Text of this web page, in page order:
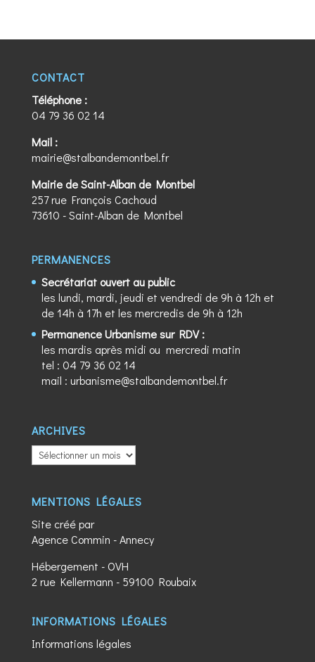
CONTACT
Téléphone :
04 79 36 02 14
Mail :
mairie@stalbandemontbel.fr
Mairie de Saint-Alban de Montbel
257 rue François Cachoud
73610 - Saint-Alban de Montbel
PERMANENCES
Secrétariat ouvert au public
les lundi, mardi, jeudi et vendredi de 9h à 12h et
de 14h à 17h et les mercredis de 9h à 12h
Permanence Urbanisme sur RDV :
les mardis après midi ou mercredi matin
tel : 04 79 36 02 14
mail : urbanisme@stalbandemontbel.fr
ARCHIVES
ARCHIVES
MENTIONS LÉGALES
Site créé par
Agence Commin - Annecy
Hébergement - OVH
2 rue Kellermann - 59100 Roubaix
INFORMATIONS LÉGALES
Informations légales